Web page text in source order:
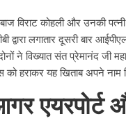
विराट कोहली और उनकी पत्नी
द्वारा लगातार दूसरी बार
ने विख्यात संत प्रेमानंद जी
हराकर यह खिताब अपने नाम
एयरपोर्ट